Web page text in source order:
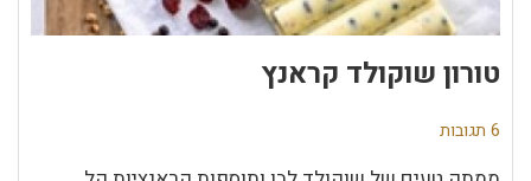
טורון שוקולד קראנץ
6 תגובות